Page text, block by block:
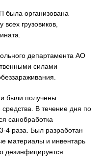
была организована
грузовиков,
департамента АО
силами
были получены
В течение дня по
санобработка
4 раза. Был разработан
материалы и инвентарь
дезинфицируется.